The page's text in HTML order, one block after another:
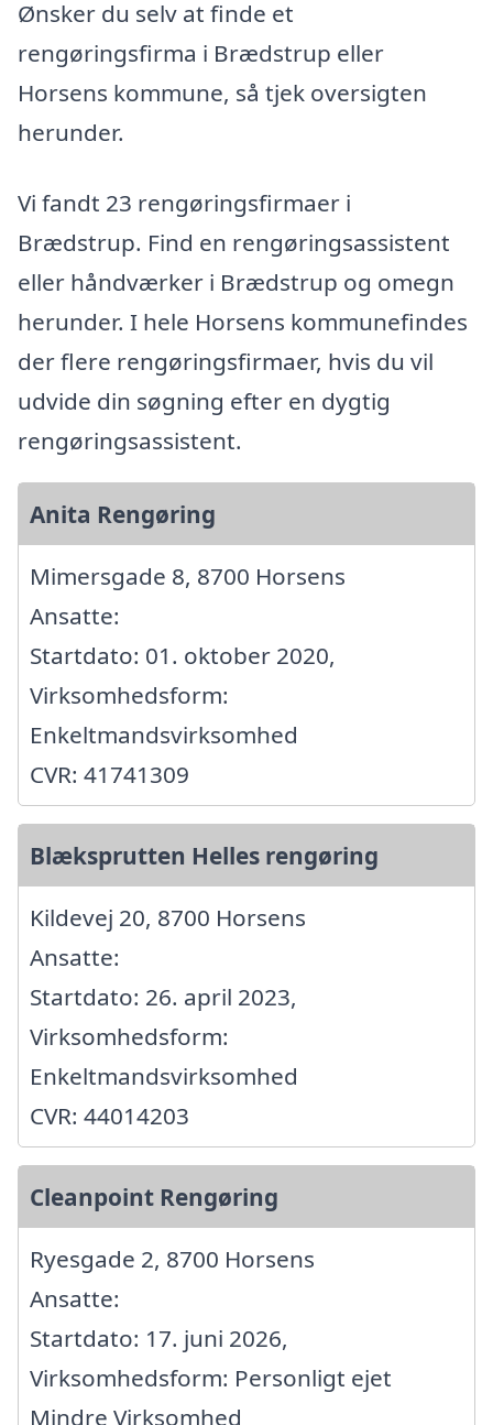
Ønsker du selv at finde et
rengøringsfirma i Brædstrup eller
Horsens kommune, så tjek oversigten
herunder.
Vi fandt 23 rengøringsfirmaer i
Brædstrup. Find en rengøringsassistent
eller håndværker i Brædstrup og omegn
herunder. I hele Horsens kommunefindes
der flere rengøringsfirmaer, hvis du vil
udvide din søgning efter en dygtig
rengøringsassistent.
Anita Rengøring
Mimersgade 8, 8700 Horsens
Ansatte:
Startdato: 01. oktober 2020,
Virksomhedsform:
Enkeltmandsvirksomhed
CVR: 41741309
Blæksprutten Helles rengøring
Kildevej 20, 8700 Horsens
Ansatte:
Startdato: 26. april 2023,
Virksomhedsform:
Enkeltmandsvirksomhed
CVR: 44014203
Cleanpoint Rengøring
Ryesgade 2, 8700 Horsens
Ansatte:
Startdato: 17. juni 2026,
Virksomhedsform: Personligt ejet
Mindre Virksomhed